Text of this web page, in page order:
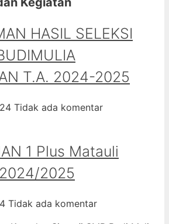
HASIL SELEKSI
T.A. 2024-2025
Tidak ada komentar
1 Plus Matauli
2025
Tidak ada komentar